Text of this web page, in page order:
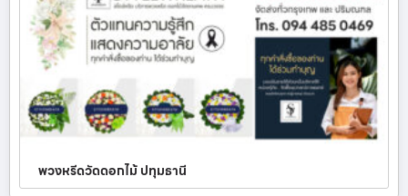
พวงหรีดวัดดอกไม้ ปทุมธานี